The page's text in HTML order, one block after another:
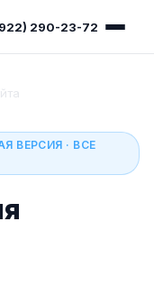
290-23-72
ВЕРСИЯ · ВСЕ